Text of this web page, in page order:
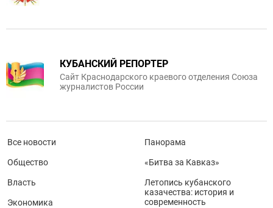
КУБАНСКИЙ РЕПОРТЕР
Сайт Краснодарского краевого отделения Союза
журналистов России
Все новости
Общество
Власть
Экономика
Панорама
«Битва за Кавказ»
Летопись кубанского
казачества: история и
современность